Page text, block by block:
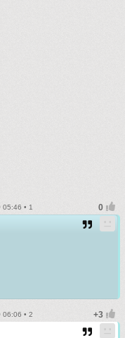
05:46 • 1
06:06 • 2